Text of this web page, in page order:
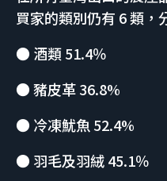
買家的類別仍有 6 類，
● 酒類 51.4％
● 豬皮革 36.8%
● 冷凍魷魚 52.4%
● 羽毛及羽絨 45.1％